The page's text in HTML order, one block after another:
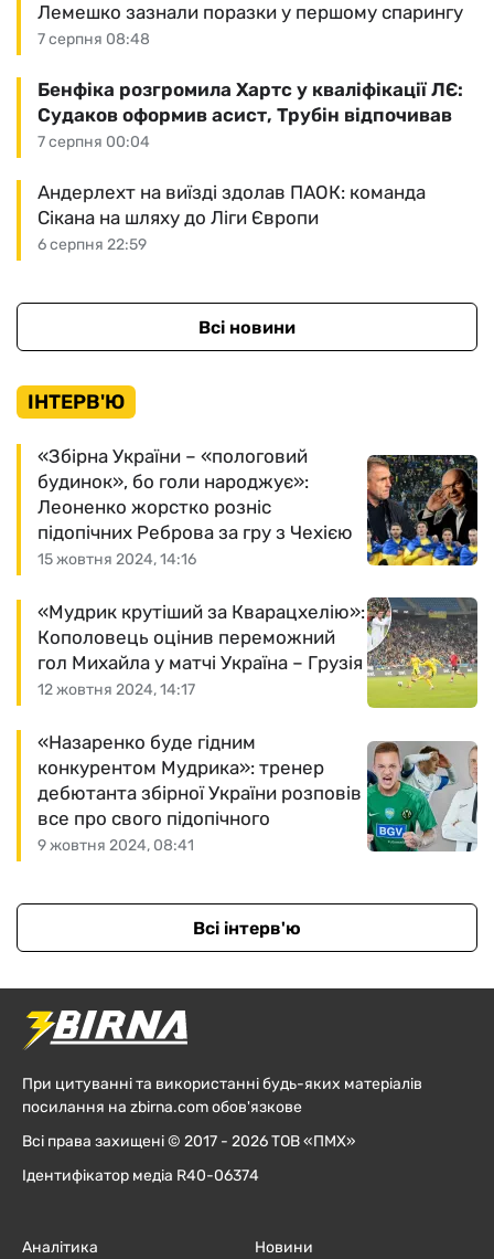
7 серпня 08:48
Лемешко зазнали поразки у першому спарингу
7 серпня 00:04
Бенфіка розгромила Хартс у кваліфікації ЛЄ:
Судаков оформив асист, Трубін відпочивав
6 серпня 22:59
Андерлехт на виїзді здолав ПАОК: команда
Сікана на шляху до Ліги Європи
Всі новини
ІНТЕРВ'Ю
15 жовтня 2024, 14:16
«Збірна України – «пологовий
будинок», бо голи народжує»:
Леоненко жорстко розніс
підопічних Реброва за гру з Чехією
12 жовтня 2024, 14:17
«Мудрик крутіший за Кварацхелію»:
Кополовець оцінив переможний
гол Михайла у матчі Україна – Грузія
9 жовтня 2024, 08:41
«Назаренко буде гідним
конкурентом Мудрика»: тренер
дебютанта збірної України розповів
все про свого підопічного
Всі інтерв'ю
При цитуванні та використанні будь-яких матеріалів
посилання на zbirna.com обов'язкове
Всі права захищені © 2017 - 2026 ТОВ «ПМХ»
Ідентифікатор медіа R40-06374
Аналітика
Новини